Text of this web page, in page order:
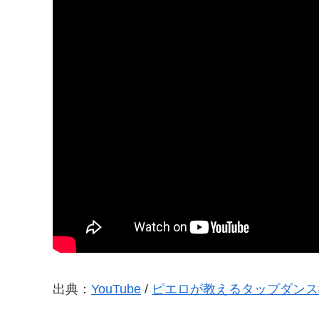
出典： YouTube / ピエロが教えるタップダン